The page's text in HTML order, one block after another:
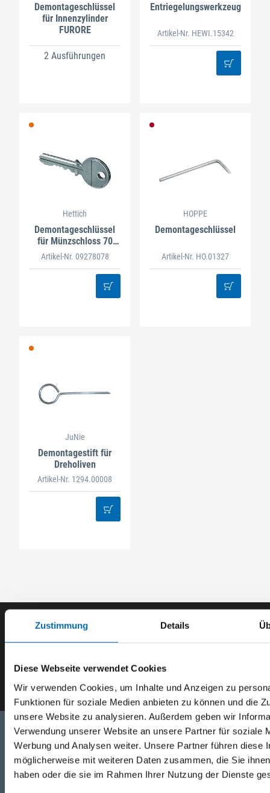
Zustimmung Details
Diese Webseite verwendet Cookies
Wir verwenden Cookies, um Inhalte und Anzeigen zu
Funktionen für soziale Medien anbieten zu können und die
unsere Website zu analysieren. Außerdem geben wir
Verwendung unserer Website an unsere Partner für soziale
Werbung und Analysen weiter. Unsere Partner führen diese
möglicherweise mit weiteren Daten zusammen, die Sie
haben oder die sie im Rahmen Ihrer Nutzung der Dienste
Demontageschlüssel
für Innenzylinder
FURORE
2 Ausführungen
Entriegelungswerkzeug
Artikel-Nr. HEWI.15342
Hettich
Demontageschlüssel
für Münzschloss 70
Basic und SPA
Artikel-Nr. 09278078
HOPPE
Demontageschlüssel
Artikel-Nr. HO.01327
JuNie
Demontagestift für
Dreholiven
Artikel-Nr. 1294.00008
Der SEEFELDER Newsletter
E-Mail eingeben
Telefon
+49 871 973 899(Mo - Fr: 07:00 - 18:00 Uhr)